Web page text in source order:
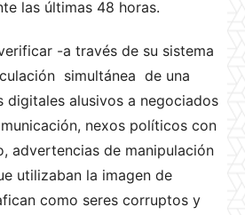
las últimas 48 horas.
-a través de su sistema
simultánea de una
digitales alusivos a negociados
nexos políticos con
advertencias de manipulación
utilizaban la imagen de
como seres corruptos y